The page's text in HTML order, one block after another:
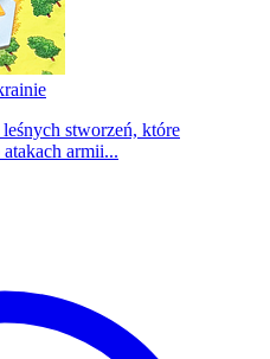
stworzeń, które
armii...